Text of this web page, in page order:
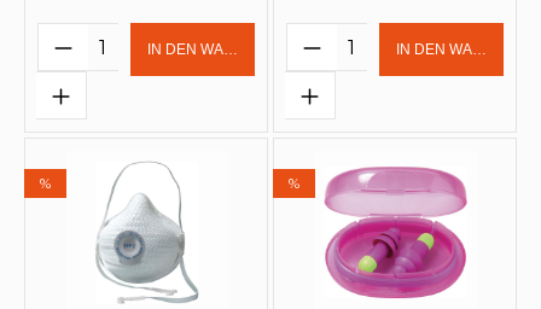
Produkt Anzahl: Gib den
IN DEN WARENKORB Produkt Anzahl:
IN DEN
% %